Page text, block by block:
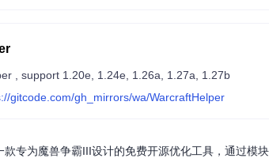
, support 1.20e, 1.24e, 1.26a, 1.27a, 1.27b
gitcode.com/gh_mirrors/wa/WarcraftHelper
专为魔兽争霸III设计的免费开源优化工具，通过模